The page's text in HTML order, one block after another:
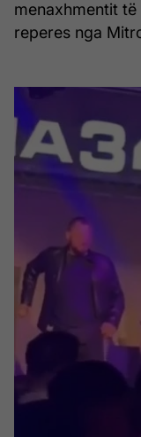
menaxhmentit të
reperes nga